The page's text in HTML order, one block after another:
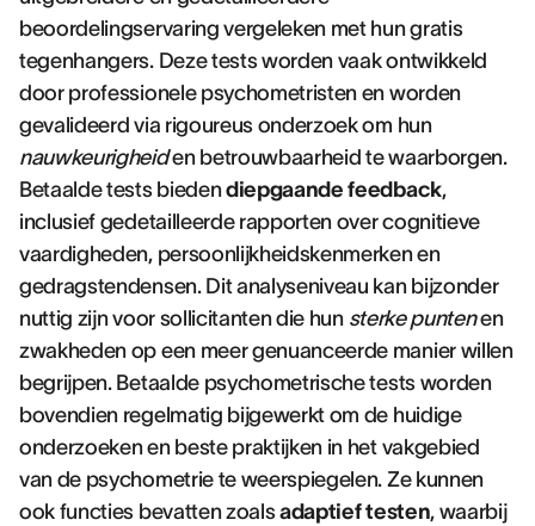
beoordelingservaring vergeleken met hun gratis
tegenhangers. Deze tests worden vaak ontwikkeld
door professionele psychometristen en worden
gevalideerd via rigoureus onderzoek om hun
nauwkeurigheiden betrouwbaarheid te waarborgen.
Betaalde tests biedendiepgaande feedback,
inclusief gedetailleerde rapporten over cognitieve
vaardigheden, persoonlijkheidskenmerken en
gedragstendensen. Dit analyseniveau kan bijzonder
nuttig zijn voor sollicitanten die hun sterke puntenen
zwakheden op een meer genuanceerde manier willen
begrijpen. Betaalde psychometrische tests worden
bovendien regelmatig bijgewerkt om de huidige
onderzoeken en beste praktijken in het vakgebied
van de psychometrie te weerspiegelen. Ze kunnen
ook functies bevatten zoalsadaptief testen, waarbij